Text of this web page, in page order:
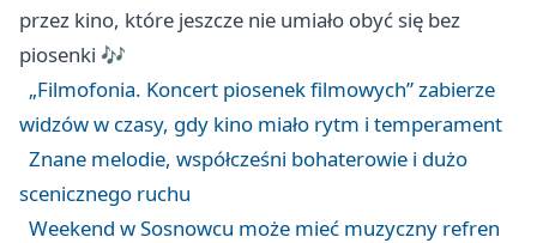
przez kino, które jeszcze nie umiało obyć się bez
piosenki 🎶
„Filmofonia. Koncert piosenek filmowych” zabierze
widzów w czasy, gdy kino miało rytm i temperament
Znane melodie, współcześni bohaterowie i dużo
scenicznego ruchu
Weekend w Sosnowcu może mieć muzyczny refren